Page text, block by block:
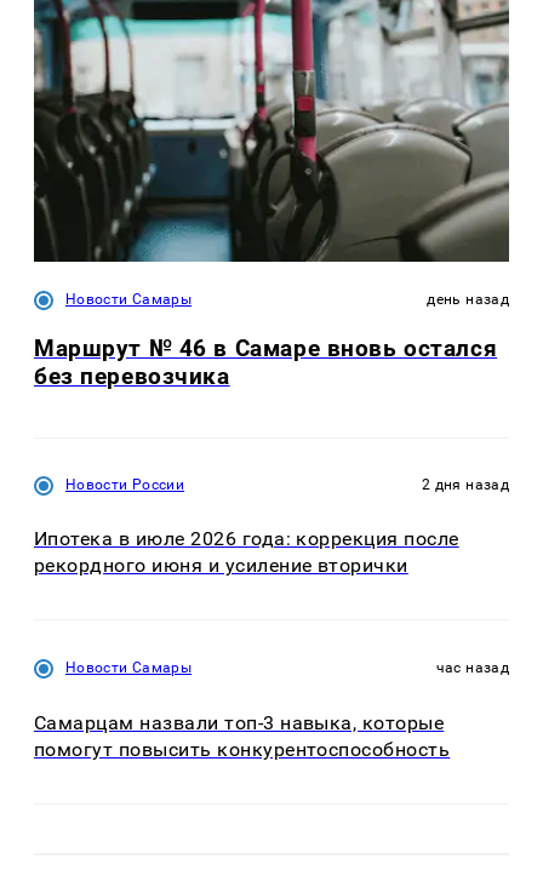
Новости Самары день назад
Маршрут № 46 в Самаре вновь остался
без перевозчика
Новости России 2 дня назад
Ипотека в июле 2026 года: коррекция после
рекордного июня и усиление вторички
Новости Самары час назад
Самарцам назвали топ-3 навыка, которые
помогут повысить конкурентоспособность